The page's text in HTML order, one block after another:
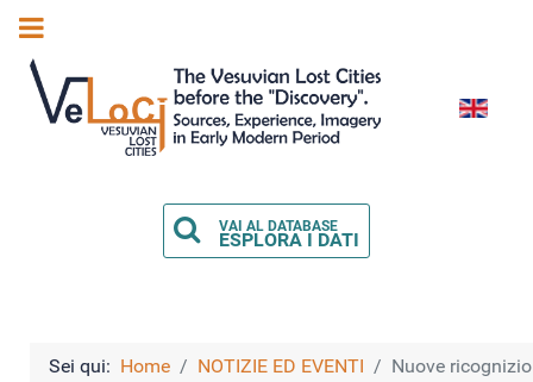
VAI AL DATABASE
ESPLORA I DATI
Sei qui: Home NOTIZIE ED EVENTI Nuove